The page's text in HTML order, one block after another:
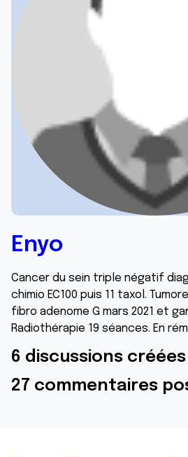
Enyo
Cancer du sein triple négatif
chimio EC100 puis 11 taxol.
fibro adenome G mars 2021 et
Radiothérapie 19 séances. En
6 discussions créées
27 commentaires